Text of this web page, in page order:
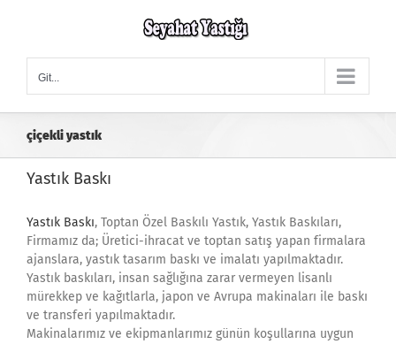
Git...
çiçekli yastık
Yastık Baskı
Yastık Baskı, Toptan Özel Baskılı Yastık, Yastık Baskıları,
Firmamız da; Üretici-ihracat ve toptan satış yapan firmalara
ajanslara, yastık tasarım baskı ve imalatı yapılmaktadır.
Yastık baskıları, insan sağlığına zarar vermeyen lisanlı
mürekkep ve kağıtlarla, japon ve Avrupa makinaları ile baskı
ve transferi yapılmaktadır.
Makinalarımız ve ekipmanlarımız günün koşullarına uygun